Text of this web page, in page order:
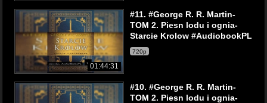
01:44:31
#11. #George R. R. Martin-
TOM 2. Piesn lodu i ognia-
Starcie Krolow #AudiobookPL
720p
#10. #George R. R. Martin-
TOM 2. Piesn lodu i ognia-